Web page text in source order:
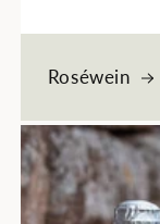
Roséwein